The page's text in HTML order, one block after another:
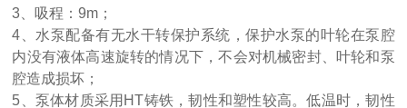
3、 吸程：9m；
4、 水泵配备有无水干转保护系统，保护水泵的叶轮在泵腔
内没有液体高速旋转的情况下，不会对机械密封、叶轮和泵
腔造成损坏；
5、 泵体材质采用 HT铸铁，韧性和塑性较高。低温时，韧性